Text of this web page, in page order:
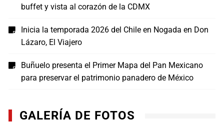
buffet y vista al corazón de la CDMX
Inicia la temporada 2026 del Chile en Nogada en Don
Lázaro, El Viajero
Buñuelo presenta el Primer Mapa del Pan Mexicano
para preservar el patrimonio panadero de México
GALERÍA DE FOTOS